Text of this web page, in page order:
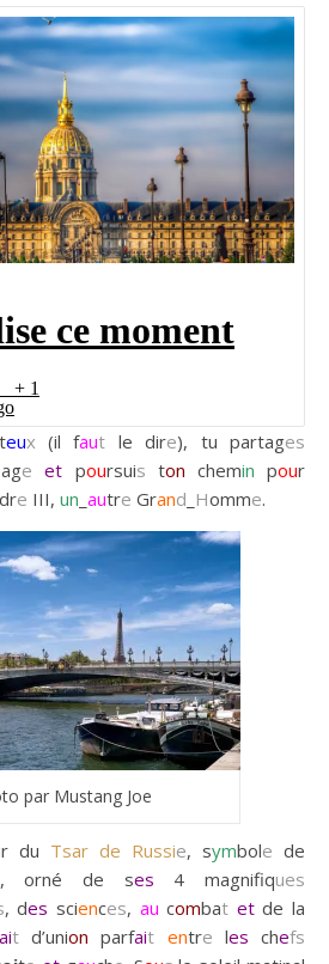
eux (il faut le dire), tu partages
e et poursuis ton chemin pour
dre III, un autre Grand Homme.
par Mustang Joe
r du Tsar de Russie, symbole de
, orné de ses 4 magnifiques
, des sciences, au combat etde la
td’union parfait entre les chefs